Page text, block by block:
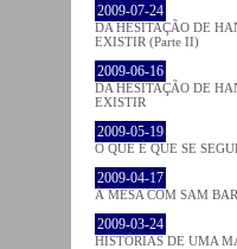
2009-07-24
DA HESITAÇÃO DE
EXISTIR (Parte II)
2009-06-16
DA HESITAÇÃO DE
EXISTIR
2009-05-19
O QUE É QUE SE
2009-04-17
À MESA COM SAM
2009-03-24
HISTÓRIAS DE UMA